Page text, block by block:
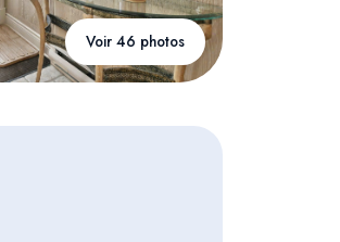
Voir 46 photos